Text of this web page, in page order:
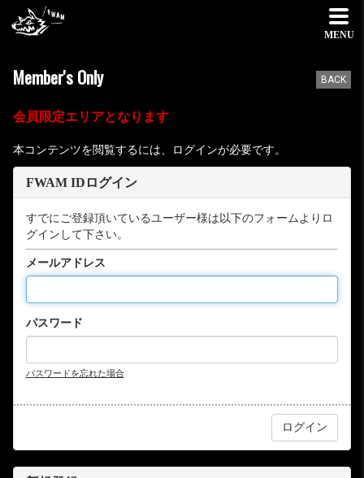
MENU
Member's Only BACK
会員限定エリアとなります
本コンテンツを閲覧するには、ログインが必要です。
FWAM IDログイン
すでにご登録頂いているユーザー様は以下のフォームよりロ
グインして下さい。
メールアドレス
パスワード
パスワードを忘れた場合